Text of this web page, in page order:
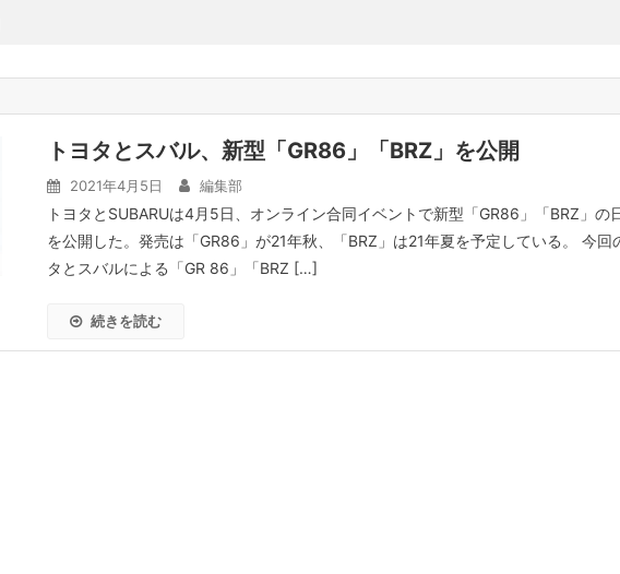
トヨタとスバル、新型「GR86」「BRZ」を公開
2021年4月5日 編集部
トヨタとSUBARUは4月5日、オンライン合同イベントで新型「GR86」「BRZ」の
を公開した。発売は「GR86」が21年秋、「BRZ」は21年夏を予定している。 今回
タとスバルによる「GR 86」「BRZ […]
続きを読む